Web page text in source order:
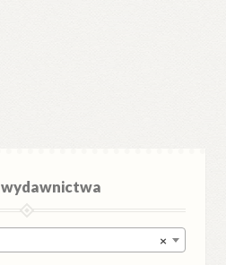
wydawnictwa
×